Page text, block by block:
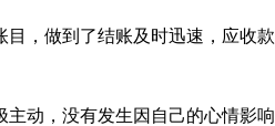
，做到了结账及时迅速，应收款
动，没有发生因自己的心情影响